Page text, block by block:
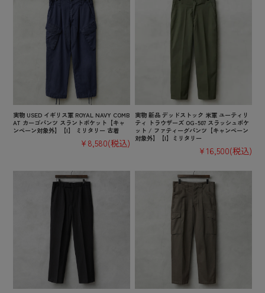
実物 USED イギリス軍 ROYAL NAVY COMB
AT カーゴパンツ スラントポケット【キャ
ンペーン対象外】【I】 ミリタリー 古着
¥8,580(税込)
実物 新品 デッドストック 米軍 ユーティリ
ティ トラウザーズ OG-507 スラッシュポケ
ット / ファティーグパンツ【キャンペーン
対象外】【I】ミリタリー
¥16,500(税込)